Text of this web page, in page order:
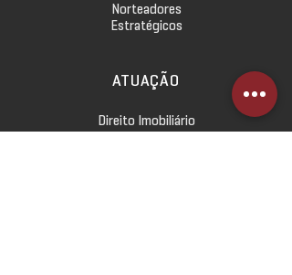
Norteadores
Estratégicos
ATUAÇÃO
Direito Imobiliário